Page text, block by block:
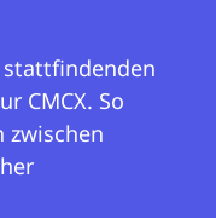
CMCX. So
zwischen